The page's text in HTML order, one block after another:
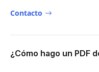
Contacto
¿Cómo hago un PDF